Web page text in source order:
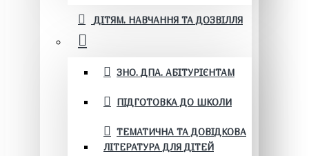
ДІТЯМ. НАВЧАННЯ ТА ДОЗВІЛЛЯ
ЗНО. ДПА. АБІТУРІЄНТАМ
ПІДГОТОВКА ДО ШКОЛИ
ТЕМАТИЧНА ТА ДОВІДКОВА
ЛІТЕРАТУРА ДЛЯ ДІТЕЙ